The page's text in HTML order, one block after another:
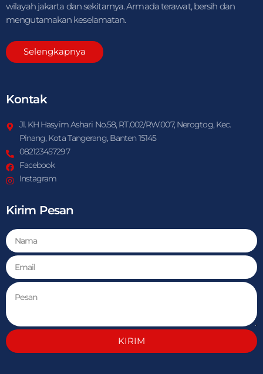
wilayah jakarta dan sekitarnya. Armada terawat, bersih dan
mengutamakan keselamatan.
Selengkapnya
Kontak
Jl. KH Hasyim Ashari No.58, RT.002/RW.007, Nerogtog, Kec.
Pinang, Kota Tangerang, Banten 15145
082123457297
Facebook
Instagram
Kirim Pesan
KIRIM